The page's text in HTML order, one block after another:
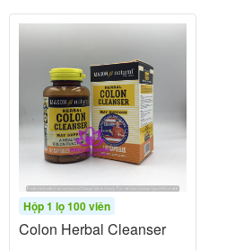
Hộp 1 lọ 100 viên
Colon Herbal Cleanser